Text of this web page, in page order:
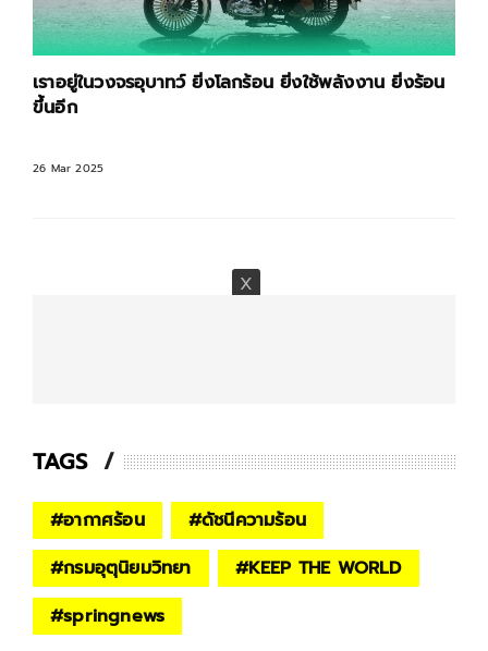
เราอยู่ในวงจรอุบาทว์ ยิ่งโลกร้อน ยิ่งใช้พลังงาน ยิ่งร้อน
ขึ้นอีก
26 Mar 2025
TAGS
#อากาศร้อน #ดัชนีความร้อน
#กรมอุตุนิยมวิทยา #KEEP THE WORLD
#springnews